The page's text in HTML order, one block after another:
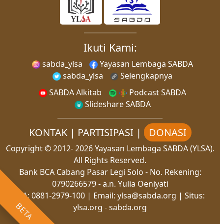
BETA
Ikuti Kami:
sabda_ylsa
Yayasan Lembaga SABDA
sabda_ylsa
Selengkapnya
SABDA Alkitab
Podcast SABDA
Slideshare SABDA
KONTAK| PARTISIPASI | DONASI
Copyright© 2012-2026Yayasan Lembaga SABDA (YLSA).
All Rights Reserved.
Bank BCA Cabang Pasar Legi Solo - No. Rekening:
0790266579 - a.n. Yulia Oeniyati
WA: 0881-2979-100| Email: ylsa@sabda.org | Situs:
ylsa.org -sabda.org